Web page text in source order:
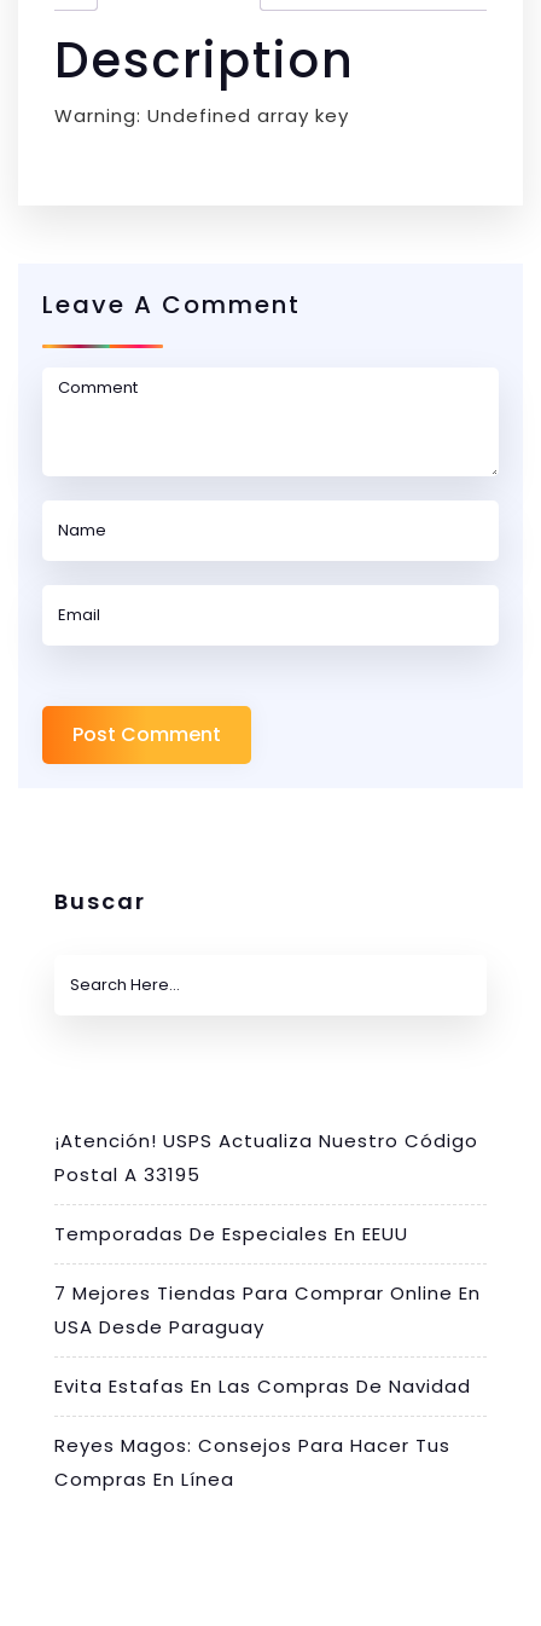
Description
Warning: Undefined array key
Leave A Comment
Buscar
¡Atención! USPS Actualiza Nuestro Código
Postal A 33195
Temporadas De Especiales En EEUU
7 Mejores Tiendas Para Comprar Online En
USA Desde Paraguay
Evita Estafas En Las Compras De Navidad
Reyes Magos: Consejos Para Hacer Tus
Compras En Línea